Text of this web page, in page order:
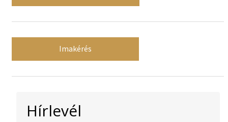
Imakérés
Hírlevél